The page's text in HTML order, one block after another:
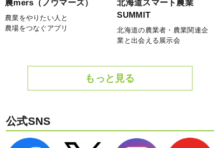
農mers（ノウマーズ）
農業をやりたい人と
農場をつなぐアプリ
北海道スマート農業
SUMMIT
北海道の農業者・農業関連企
業と出会える展示会
もっと見る
公式SNS